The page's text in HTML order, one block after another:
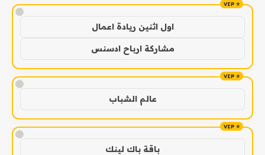
!
اول اثنين ريادة اعمال
مشاركة ارباح ادسنس
!
عالم الشباب
!
باقة باك لينك